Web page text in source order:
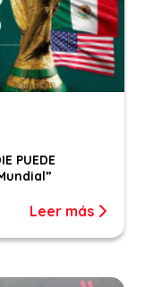
PUEDE
Leer más